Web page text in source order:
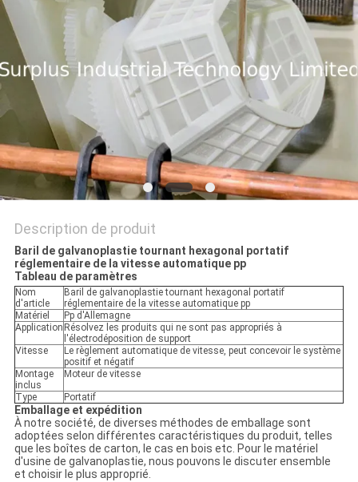
PLAN
DU
SITE
PRIVACY
POLICY
Description de produit
Baril de galvanoplastie tournant hexagonal portatif
réglementaire de la vitesse automatique pp
Tableau de paramètres
Nom
d'article
Baril de galvanoplastie tournant hexagonal portatif
réglementaire de la vitesse automatique pp
Matériel
Pp d'Allemagne
Application Résolvez les produits qui ne sont pas appropriés à
l'électrodéposition de support
Vitesse
Le règlement automatique de vitesse, peut concevoir le système
positif et négatif
Montage
inclus
Moteur de vitesse
Type Portatif
Emballage et expédition
À notre société, de diverses méthodes de emballage sont
adoptées selon différentes caractéristiques du produit, telles
que les boîtes de carton, le cas en bois etc. Pour le matériel
d'usine de galvanoplastie, nous pouvons le discuter ensemble
et choisir le plus approprié.